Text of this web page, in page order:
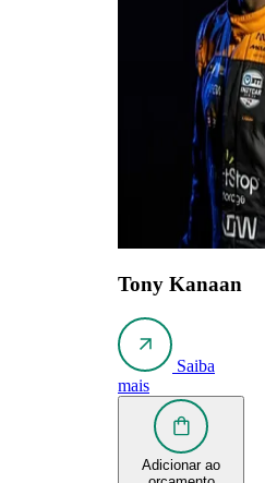
Tony Kanaan
Saiba
mais
Adicionar ao